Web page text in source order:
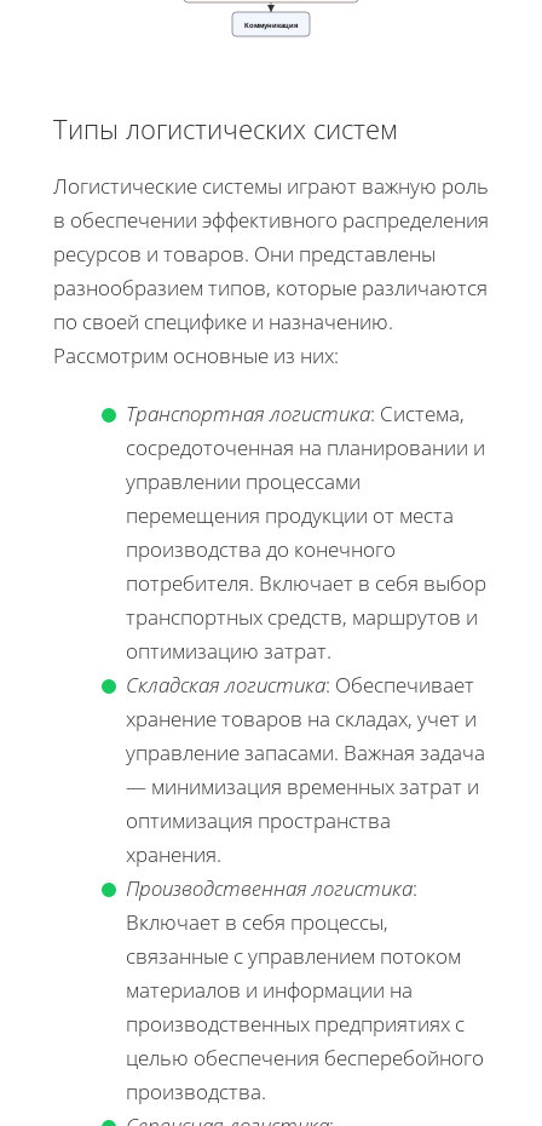
Коммуникация
Типы логистических систем
Логистические системы играют важную роль
в обеспечении эффективного распределения
ресурсов и товаров. Они представлены
разнообразием типов, которые различаются
по своей специфике и назначению.
Рассмотрим основные из них:
Транспортная логистика: Система,
сосредоточенная на планировании и
управлении процессами
перемещения продукции от места
производства до конечного
потребителя. Включает в себя выбор
транспортных средств, маршрутов и
оптимизацию затрат.
Складская логистика: Обеспечивает
хранение товаров на складах, учет и
управление запасами. Важная задача
— минимизация временных затрат и
оптимизация пространства
хранения.
Производственная логистика:
Включает в себя процессы,
связанные с управлением потоком
материалов и информации на
производственных предприятиях с
целью обеспечения бесперебойного
производства.